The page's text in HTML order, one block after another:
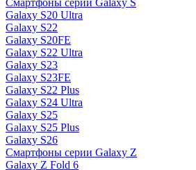
Смартфоны серии Galaxy S
Galaxy S20 Ultra
Galaxy S22
Galaxy S20FE
Galaxy S22 Ultra
Galaxy S23
Galaxy S23FE
Galaxy S22 Plus
Galaxy S24 Ultra
Galaxy S25
Galaxy S25 Plus
Galaxy S26
Смартфоны серии Galaxy Z
Galaxy Z Fold 6